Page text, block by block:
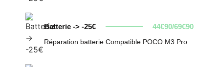
Batterie -> -25€ 44€90/69€90
Réparation batterie Compatible POCO M3 Pro